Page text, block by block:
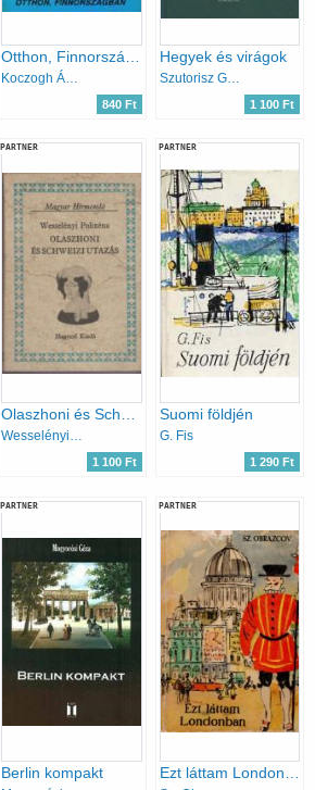
Koczogh Ákos
840 Ft
Hegyek és virágok
Szutorisz Gyula
1 100 Ft
PARTNER
Olaszhoni és Schweizi utazás (Magyar Hírmondó)
Wesselényi Polixéna
1 100 Ft
PARTNER
Suomi földjén
G. Fis
1 290 Ft
PARTNER
Berlin kompakt
PARTNER